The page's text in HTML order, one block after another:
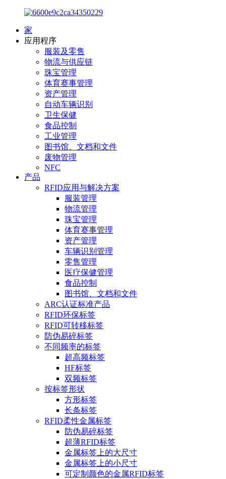
家
应用程序
服装及零售
物流与供应链
珠宝管理
体育赛事管理
资产管理
自动车辆识别
卫生保健
食品控制
工业管理
图书馆、文档和文件
废物管理
NFC
产品
RFID应用与解决方案
服装管理
物流管理
珠宝管理
体育赛事管理
资产管理
车辆识别管理
零售管理
医疗保健管理
食品控制
图书馆、文档和文件
ARC认证标准产品
RFID环保标签
RFID可转移标签
防伪易碎标签
不同频率的标签
超高频标签
HF标签
双频标签
按标签形状
方形标签
长条标签
RFID柔性金属标签
防伪易碎标签
超薄RFID标签
金属标签上的大尺寸
金属标签上的小尺寸
可定制颜色的金属RFID标签